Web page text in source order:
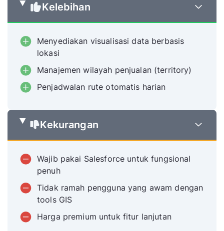
Kelebihan
Menyediakan visualisasi data berbasis
lokasi
Manajemen wilayah penjualan (territory)
Penjadwalan rute otomatis harian
Kekurangan
Wajib pakai Salesforce untuk fungsional
penuh
Tidak ramah pengguna yang awam dengan
tools GIS
Harga premium untuk fitur lanjutan